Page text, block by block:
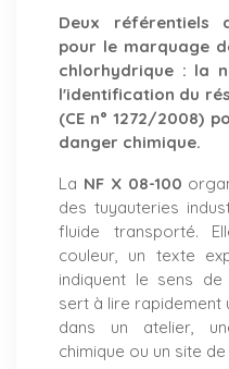
Deux référentiels
pour le marquage
chlorhydrique : la
l'identification du
(CE n° 1272/2008)
danger chimique.
La NF X 08-100
des tuyauteries
fluide transporté.
couleur, un texte
indiquent le sens de
sert à lire rapidement
dans un atelier,
chimique ou un site